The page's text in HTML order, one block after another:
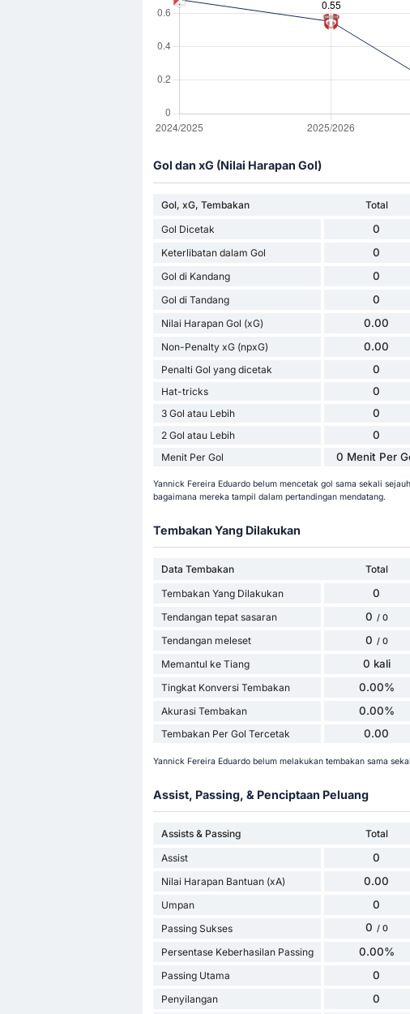
Gol dan xG (Nilai Harapan Gol)
Gol, xG, Tembakan Total
Gol Dicetak
0
Keterlibatan dalam Gol 0
Gol di Kandang 0
Gol di Tandang 0
Nilai Harapan Gol (xG) 0.00
Non-Penalty xG (npxG) 0.00
Penalti Gol yang dicetak 0
Hat-tricks 0
3 Gol atau Lebih 0
2 Gol atau Lebih 0
Menit Per Gol 0 Menit Per
Yannick Fereira Eduardo belum mencetak gol sama sekali
bagaimana mereka tampil dalam pertandingan mendatang.
Tembakan Yang Dilakukan
Data Tembakan Total
Tembakan Yang Dilakukan
0
Tendangan tepat sasaran 0 / 0
Tendangan meleset 0 / 0
Memantul ke Tiang 0 kali
Tingkat Konversi Tembakan 0.00%
Akurasi Tembakan 0.00%
Tembakan Per Gol Tercetak 0.00
Yannick Fereira Eduardo belum melakukan tembakan sama
Assist, Passing, & Penciptaan Peluang
Assists & Passing Total
Assist
0
Nilai Harapan Bantuan (xA) 0.00
Umpan 0
Passing Sukses 0 / 0
Persentase Keberhasilan Passing 0.00%
Passing Utama 0
Penyilangan 0